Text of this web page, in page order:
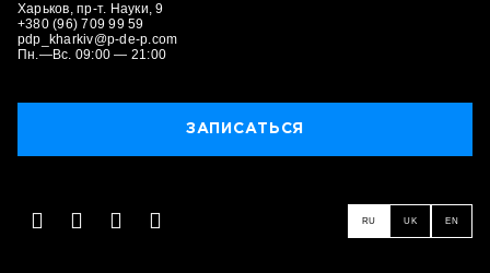
Харьков, пр-т. Науки, 9
+380 (96) 709 99 59
pdp_kharkiv@p-de-p.com
Пн.—Вс. 09:00 — 21:00
ЗАПИСАТЬСЯ
RU UK EN